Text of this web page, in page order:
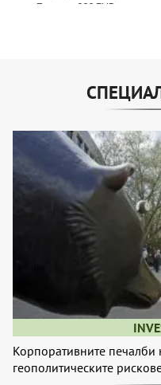
Корпоративните печалби
геополитическите